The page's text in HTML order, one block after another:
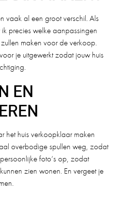
vaak al een groot verschil. Als
ik precies welke aanpassingen
maken voor de verkoop.
je uitgewerkt zodat jouw huis
EN
het huis verkoopklaar maken
overbodige spullen weg, zodat
foto’s op, zodat
zien wonen. En vergeet je